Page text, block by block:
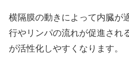
横隔膜の動きによって内臓が
行やリンパの流れが促進され
が活性化しやすくなります。